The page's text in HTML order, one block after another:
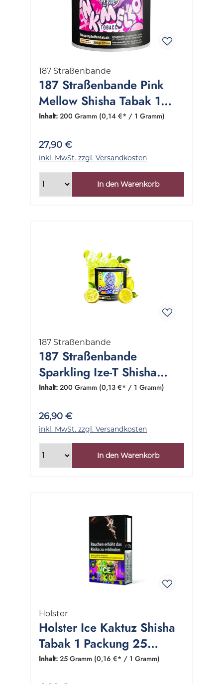
187 Straßenbande
187 Straßenbande Pink
Mellow Shisha Tabak 1
Dose 200 Gramm
Inhalt: 200 Gramm (0,14 €* / 1 Gramm)
27,90 €
inkl. MwSt. zzgl. Versandkosten
In den Warenkorb
187 Straßenbande
187 Straßenbande
Sparkling Ize-T Shisha
Tabak 1 Dose 200 Gramm
Inhalt: 200 Gramm (0,13 €* / 1 Gramm)
26,90 €
inkl. MwSt. zzgl. Versandkosten
In den Warenkorb
Holster
Holster Ice Kaktuz Shisha
Tabak 1 Packung 25
Gramm
Inhalt: 25 Gramm (0,16 €* / 1 Gramm)